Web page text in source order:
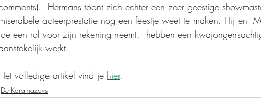
Hermans toont zich echter een zeer geestige
acteerprestatie nog een feestje weet te maken. Hij en
een rol voor zijn rekening neemt,  hebben een
werkt.
volledige artikel vind je hier.
De Karamazovs